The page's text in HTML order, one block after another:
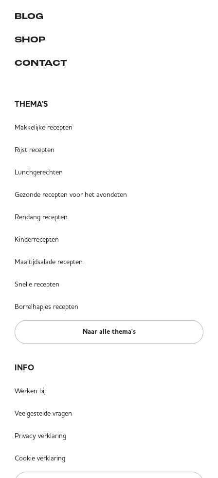
BLOG
SHOP
CONTACT
THEMA'S
Makkelijke recepten
Rijst recepten
Lunchgerechten
Gezonde recepten voor het avondeten
Rendang recepten
Kinderrecepten
Maaltijdsalade recepten
Snelle recepten
Borrelhapjes recepten
Naar alle thema's
INFO
Werken bij
Veelgestelde vragen
Privacy verklaring
Cookie verklaring